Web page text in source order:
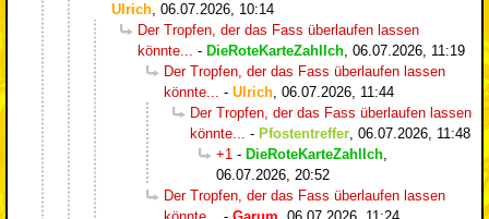
Ulrich, 06.07.2026, 10:14
Der Tropfen, der das Fass überlaufen lassen
könnte... - DieRoteKarteZahlIch, 06.07.2026, 11:19
Der Tropfen, der das Fass überlaufen lassen
könnte... - Ulrich, 06.07.2026, 11:44
Der Tropfen, der das Fass überlaufen lassen
könnte... - Pfostentreffer, 06.07.2026, 11:48
+1 - DieRoteKarteZahlIch,
06.07.2026, 20:52
Der Tropfen, der das Fass überlaufen lassen